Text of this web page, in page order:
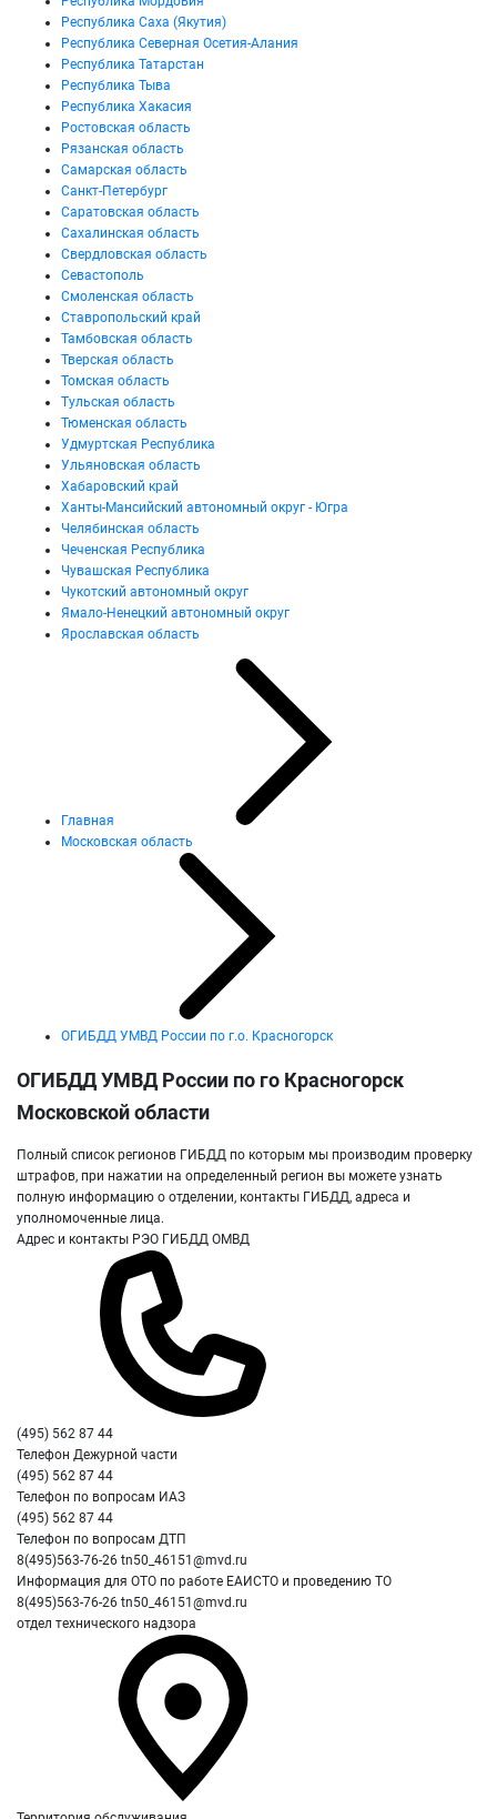
Республика Саха (Якутия)
Республика Северная Осетия-Алания
Республика Татарстан
Республика Тыва
Республика Хакасия
Ростовская область
Рязанская область
Самарская область
Санкт-Петербург
Саратовская область
Сахалинская область
Свердловская область
Севастополь
Смоленская область
Ставропольский край
Тамбовская область
Тверская область
Томская область
Тульская область
Тюменская область
Удмуртская Республика
Ульяновская область
Хабаровский край
Ханты-Мансийский автономный округ - Югра
Челябинская область
Чеченская Республика
Чувашская Республика
Чукотский автономный округ
Ямало-Ненецкий автономный округ
Ярославская область
Главная
Московская область
ОГИБДД УМВД России по г.о. Красногорск
ОГИБДД УМВД России по го Красногорск
Московской области
Полный список регионов ГИБДД по которым мы производим проверку
штрафов, при нажатии на определенный регион вы можете узнать
полную информацию о отделении, контакты ГИБДД, адреса и
уполномоченные лица.
Адрес и контакты РЭО ГИБДД ОМВД
(495) 562 87 44
Телефон Дежурной части
(495) 562 87 44
Телефон по вопросам ИАЗ
(495) 562 87 44
Телефон по вопросам ДТП
8(495)563-76-26 tn50_46151@mvd.ru
Информация для ОТО по работе ЕАИСТО и проведению ТО
8(495)563-76-26 tn50_46151@mvd.ru
отдел технического надзора